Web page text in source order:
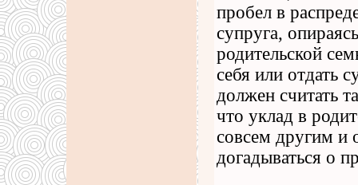
пробел в
супруга,
родительской
себя или отдать
должен считать
что уклад в
совсем другим и
догадываться о